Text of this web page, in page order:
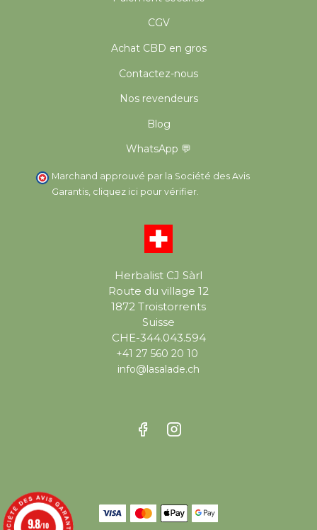
Herbalist CJ Sàrl
Route du village 12
1872 Troistorrents
Suisse
CHE-344.043.594
+41 27 560 20 10
info@lasalade.ch
CGV
Achat CBD en gros
Contactez-nous
Nos revendeurs
Blog
WhatsApp 💬
Marchand approuvé par la Société des Avis
Garantis, cliquez ici pour vérifier.
9.8/10